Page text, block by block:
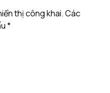
thị công khai.Các
*